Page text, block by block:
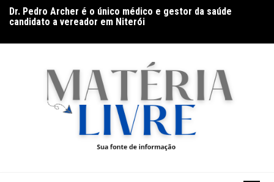
Dr. Pedro Archer é o único médico e gestor da saúde
candidato a vereador em Niterói